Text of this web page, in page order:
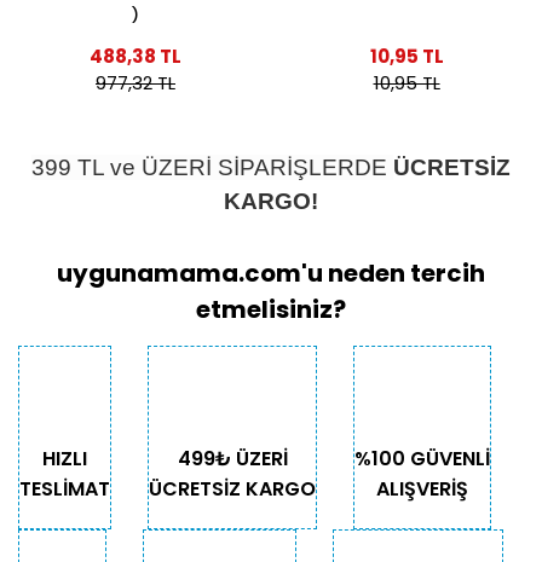
)
488,38 TL
977,32 TL
10,95 TL
10,95 TL
399 TL ve ÜZERİ SİPARİŞLERDE ÜCRETSİZ
KARGO!
uygunamama.com'u neden tercih
etmelisiniz?
HIZLI
TESLİMAT
499₺ ÜZERİ
ÜCRETSİZ KARGO
%100 GÜVENLİ
ALIŞVERİŞ